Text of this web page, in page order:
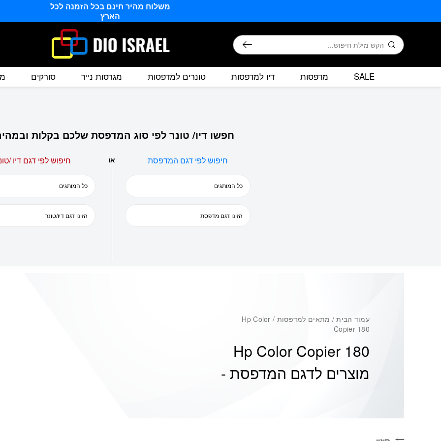
משלוח מהיר חינם בכל הזמנה לכל
הארץ
חיפוש
SALE מדפסות דיו למדפסות טונרים למדפסות מגרסות נייר סורקים
חפשו דיו/ טונר לפי סוג המדפסת שלכם בקלות
חיפוש לפי דגם המדפסת או חיפוש לפי דגם דיו /
עמוד הבית
/ מתאים למדפסות / Hp Color
Copier 180
Hp Color Copier 180
מוצרים לדגם המדפסת -